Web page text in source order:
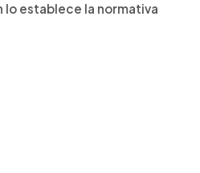
lo establece la normativa